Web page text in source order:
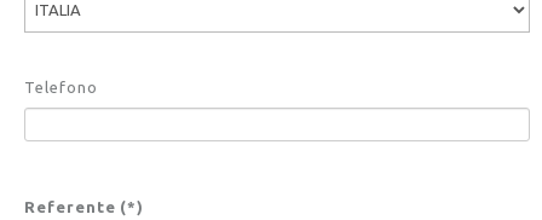
Telefono
Referente (*)